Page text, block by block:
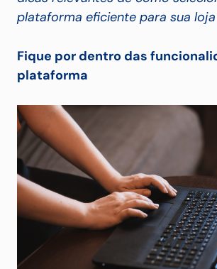
plataforma eficiente para sua
Fique por dentro das
plataforma